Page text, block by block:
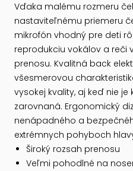
Vďaka malému rozmeru
nastaviteľnému priemeru
mikrofón vhodný pre deti
reprodukciu vokálov a reči
prenosu. Kvalitná back
všesmerovou
vysokej kvality, aj keď nie
zarovnaná. Ergonomický
nenápadného a
extrémnych pohyboch
Široký rozsah prenosu
Veľmi pohodlné na